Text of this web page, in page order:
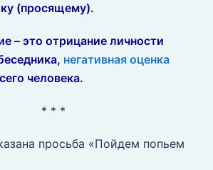
(просящему).
– это отрицание личности
негативная оценка
человека.
* * *
просьба «Пойдем попьем